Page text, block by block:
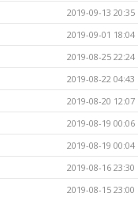
2019-09-13 20:35
2019-09-01 18:04
2019-08-25 22:24
2019-08-22 04:43
2019-08-20 12:07
2019-08-19 00:06
2019-08-19 00:04
2019-08-16 23:30
2019-08-15 23:00